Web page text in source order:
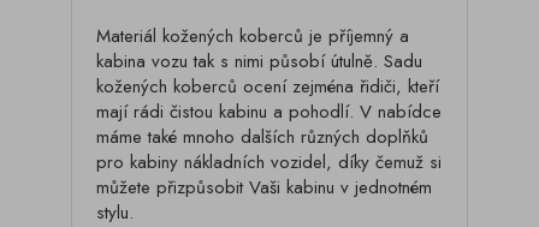
Materiál kožených koberců je příjemný a
kabina vozu tak s nimi působí útulně. Sadu
kožených koberců ocení zejména řidiči, kteří
mají rádi čistou kabinu a pohodlí. V nabídce
máme také mnoho dalších různých doplňků
pro kabiny nákladních vozidel, díky čemuž si
můžete přizpůsobit Vaši kabinu v jednotném
stylu.